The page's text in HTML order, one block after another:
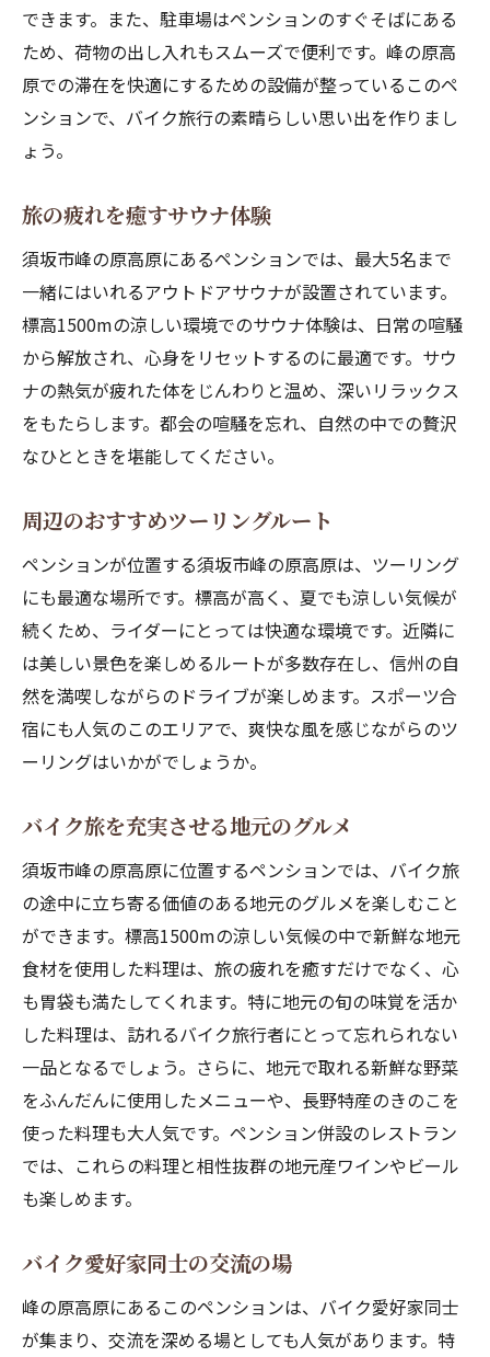
できます。また、駐車場はペンションのすぐそばにある
ため、荷物の出し入れもスムーズで便利です。峰の原高
原での滞在を快適にするための設備が整っているこのペ
ンションで、バイク旅行の素晴らしい思い出を作りまし
ょう。
旅の疲れを癒すサウナ体験
須坂市峰の原高原にあるペンションでは、最大5名まで
一緒にはいれるアウトドアサウナが設置されています。
標高1500mの涼しい環境でのサウナ体験は、日常の喧騒
から解放され、心身をリセットするのに最適です。サウ
ナの熱気が疲れた体をじんわりと温め、深いリラックス
をもたらします。都会の喧騒を忘れ、自然の中での贅沢
なひとときを堪能してください。
周辺のおすすめツーリングルート
ペンションが位置する須坂市峰の原高原は、ツーリング
にも最適な場所です。標高が高く、夏でも涼しい気候が
続くため、ライダーにとっては快適な環境です。近隣に
は美しい景色を楽しめるルートが多数存在し、信州の自
然を満喫しながらのドライブが楽しめます。スポーツ合
宿にも人気のこのエリアで、爽快な風を感じながらのツ
ーリングはいかがでしょうか。
バイク旅を充実させる地元のグルメ
須坂市峰の原高原に位置するペンションでは、バイク旅
の途中に立ち寄る価値のある地元のグルメを楽しむこと
ができます。標高1500mの涼しい気候の中で新鮮な地元
食材を使用した料理は、旅の疲れを癒すだけでなく、心
も胃袋も満たしてくれます。特に地元の旬の味覚を活か
した料理は、訪れるバイク旅行者にとって忘れられない
一品となるでしょう。さらに、地元で取れる新鮮な野菜
をふんだんに使用したメニューや、長野特産のきのこを
使った料理も大人気です。ペンション併設のレストラン
では、これらの料理と相性抜群の地元産ワインやビール
も楽しめます。
バイク愛好家同士の交流の場
峰の原高原にあるこのペンションは、バイク愛好家同士
が集まり、交流を深める場としても人気があります。特